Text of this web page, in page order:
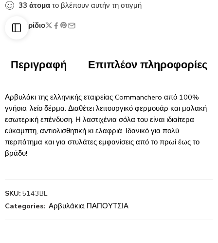
33 άτομα το βλέπουν αυτήν τη στιγμή
Μερίδιο
Περιγραφή Επιπλέον πληροφορίες
Αρβυλάκι της ελληνικής εταιρείας Commanchero από 100%
γνήσιο, λείο δέρμα. Διαθέτει λειτουργικό φερμουάρ και μαλακή
εσωτερική επένδυση. Η λαστιχένια σόλα του είναι ιδιαίτερα
εύκαμπτη, αντιολισθητική κι ελαφριά. Ιδανικό για πολύ
περπάτημα και για στυλάτες εμφανίσεις από το πρωί έως το
βράδυ!
SKU: 5143BL
Categories: Αρβυλάκια, ΠΑΠΟΥΤΣΙΑ